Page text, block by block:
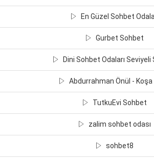
En Güzel Sohbet
Gurbet Sohbet
Dini Sohbet Odaları Seviyeli
Abdurrahman Önül - Koşa
TutkuEvi Sohbet
zalim sohbet odası
sohbet8